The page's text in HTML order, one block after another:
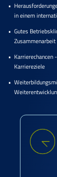
in einem
Gutes
Zusammenarbeit
Karrierechancen
Karriereziele